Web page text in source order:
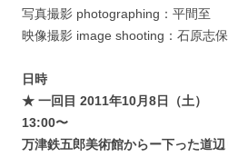
写真撮影 photographing：平間至
映像撮影 image shooting：石原志保
日時
★ 一回目 2011年10月8日（土）
13:00〜
万津鉄五郎美術館からー下った道